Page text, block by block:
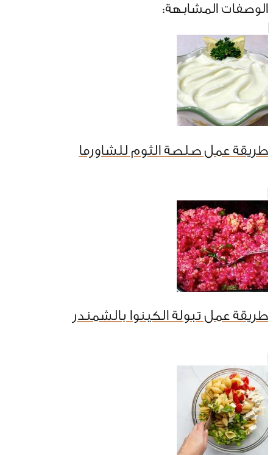
الوصفات المشابهة:
طريقة عمل صلصة الثوم للشاورما
طريقة عمل تبولة الكينوا بالشمندر